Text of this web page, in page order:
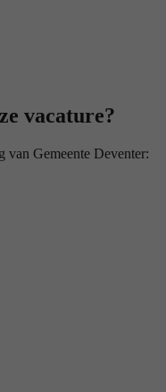
vacature?
van Gemeente Deventer: